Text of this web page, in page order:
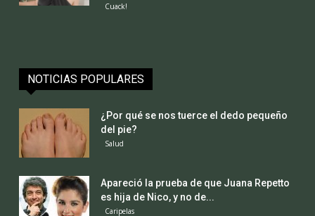
Cuack!
NOTICIAS POPULARES
¿Por qué se nos tuerce el dedo pequeño
del pie?
Salud
Apareció la prueba de que Juana Repetto
es hija de Nico, y no de...
Caripelas